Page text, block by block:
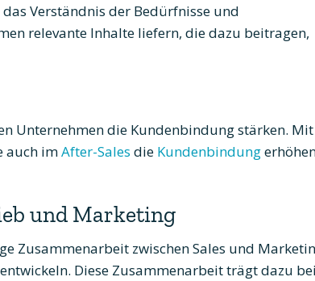
Verständnis der Bedürfnisse und
relevante Inhalte liefern, die dazu beitragen,
Unternehmen die Kundenbindung stärken. Mit
auch imAfter-Sales die Kundenbindung
und Marketing
Zusammenarbeit zwischen Sales und
Diese Zusammenarbeit trägt dazu